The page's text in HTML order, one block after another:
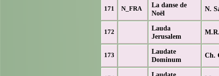
171 N_FRA
La danse de
Noël
N.
172
Lauda
Jerusalem
173
Laudate
Dominum
Ch.
Laudate